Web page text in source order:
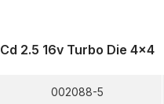
Cd 2.5 16v Turbo Die 4x4
002088-5